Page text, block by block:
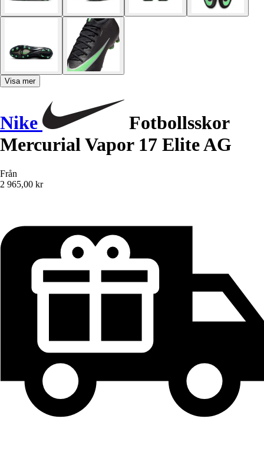
Visa mer
Nike
Fotbollsskor
Mercurial Vapor 17 Elite AG
Från
2 965,00 kr